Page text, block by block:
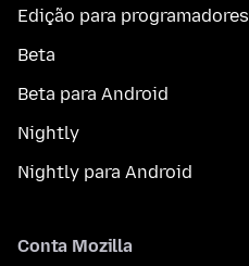
Edição para programadores
Beta
Beta para Android
Nightly
Nightly para Android
Conta Mozilla